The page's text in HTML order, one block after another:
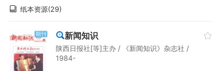
纸本资源(29)
期刊 新闻知识
陕西日报社[等]主办 / 《新闻知识》杂志社 /
1984-